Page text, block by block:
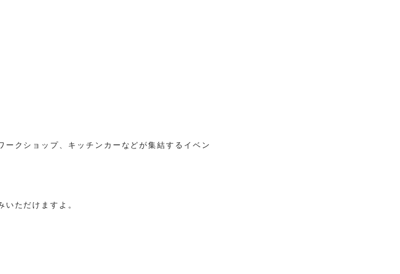
クショップ、キッチンカーなどが集結するイベン
ただけますよ。